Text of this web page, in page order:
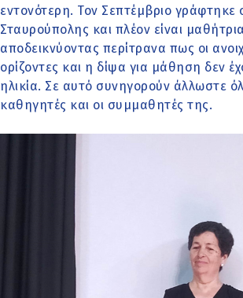
εντονότερη. Τον Σεπτέμβριο γράφτηκε
Σταυρούπολης και πλέον είναι
αποδεικνύοντας περίτρανα πως οι
ορίζοντες και η δίψα για μάθηση δεν
ηλικία. Σε αυτό συνηγορούν άλλωστε
καθηγητές και οι συμμαθητές της.